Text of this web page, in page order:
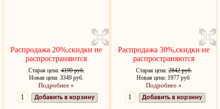
Распродажа 20%,скидки не
распространяются
Старая цена:4199 руб.
Новая цена: 3349 руб.
Подробнее »
Добавить в корзину
Распродажа 30%,скидки не
распространяются
Старая цена:2842 руб.
Новая цена: 1977 руб.
Подробнее »
Добавить в корзину